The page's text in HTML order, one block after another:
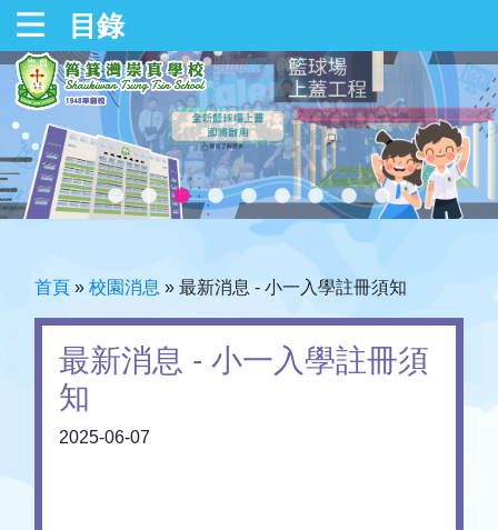
目錄
首頁 » 校園消息 » 最新消息 - 小一入學註冊須知
最新消息 - 小一入學註冊須
知
2025-06-07